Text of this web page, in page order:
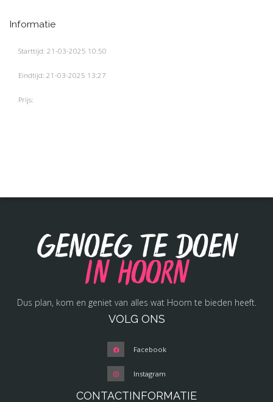
Informatie
Starttijd: 21-03-2025 10:50
Eindtijd: 21-03-2025 13:27
Prijs:
Genoeg te doen
in Hoorn
Dus plan, kom en geniet van alles wat Hoorn te bieden heeft.
VOLG ONS
Facebook
Instagram
CONTACTINFORMATIE